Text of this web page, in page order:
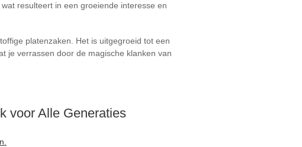
resulteert in een groeiende interesse en
platenzaken. Het is uitgegroeid tot een
je verrassen door de magische klanken van
voor Alle Generaties